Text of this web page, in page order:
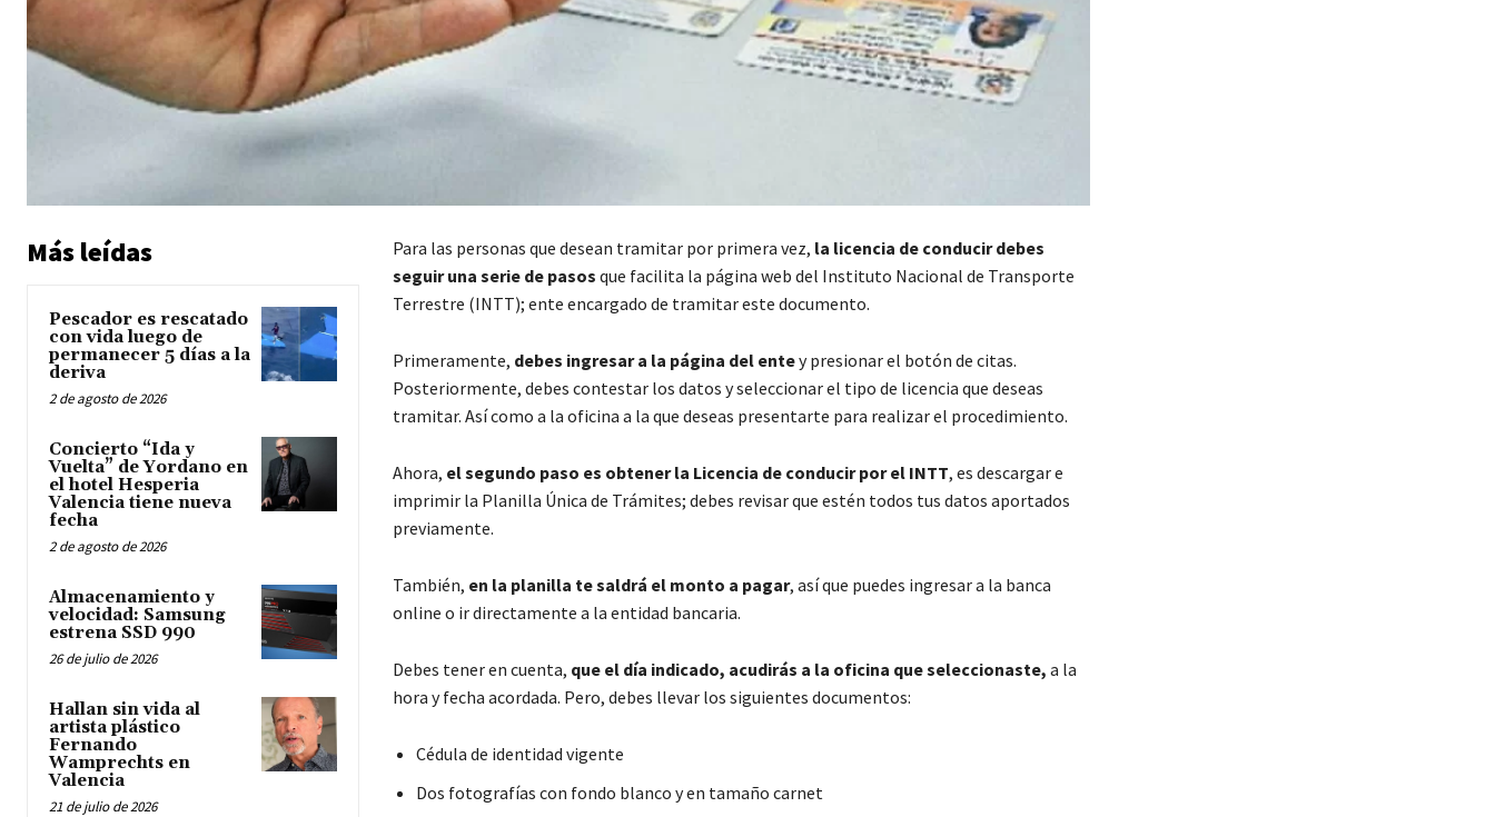
Más leídas
Pescador es rescatado
con vida luego de
permanecer 5 días a la
deriva
2 de agosto de 2026
Concierto “Ida y
Vuelta” de Yordano en
el hotel Hesperia
Valencia tiene nueva
fecha
2 de agosto de 2026
Almacenamiento y
velocidad: Samsung
estrena SSD 990
26 de julio de 2026
Hallan sin vida al
artista plástico
Fernando
Wamprechts en
Valencia
21 de julio de 2026
Para las personas que desean tramitar por primera vez, la licencia de conducir debes
seguir una serie de pasos que facilita la página web del Instituto Nacional de Transporte
Terrestre (INTT); ente encargado de tramitar este documento.
Primeramente, debes ingresar a la página del entey presionar el botón de citas.
Posteriormente, debes contestar los datos y seleccionar el tipo de licencia que deseas
tramitar. Así como a la oficina a la que deseas presentarte para realizar el procedimiento.
Ahora, el segundo paso es obtener la Licencia de conducir por el INTT, es descargar e
imprimir la Planilla Única de Trámites; debes revisar que estén todos tus datos aportados
previamente.
También, en la planilla te saldrá el monto a pagar, así que puedes ingresar a la banca
online o ir directamente a la entidad bancaria.
Debes tener en cuenta, que el día indicado, acudirás a la oficina que seleccionaste, a la
hora y fecha acordada. Pero, debes llevar los siguientes documentos:
Cédula de identidad vigente
Dos fotografías con fondo blanco y en tamaño carnet